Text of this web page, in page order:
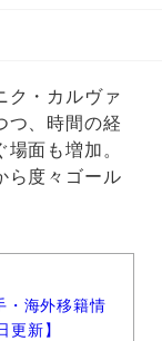
ク・カルヴァ
つ、時間の経
面も増加。
ら度々ゴール
・海外移籍情
更新】